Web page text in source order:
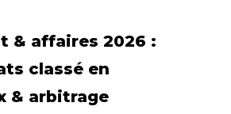
& affaires 2026 :
classé en
& arbitrage